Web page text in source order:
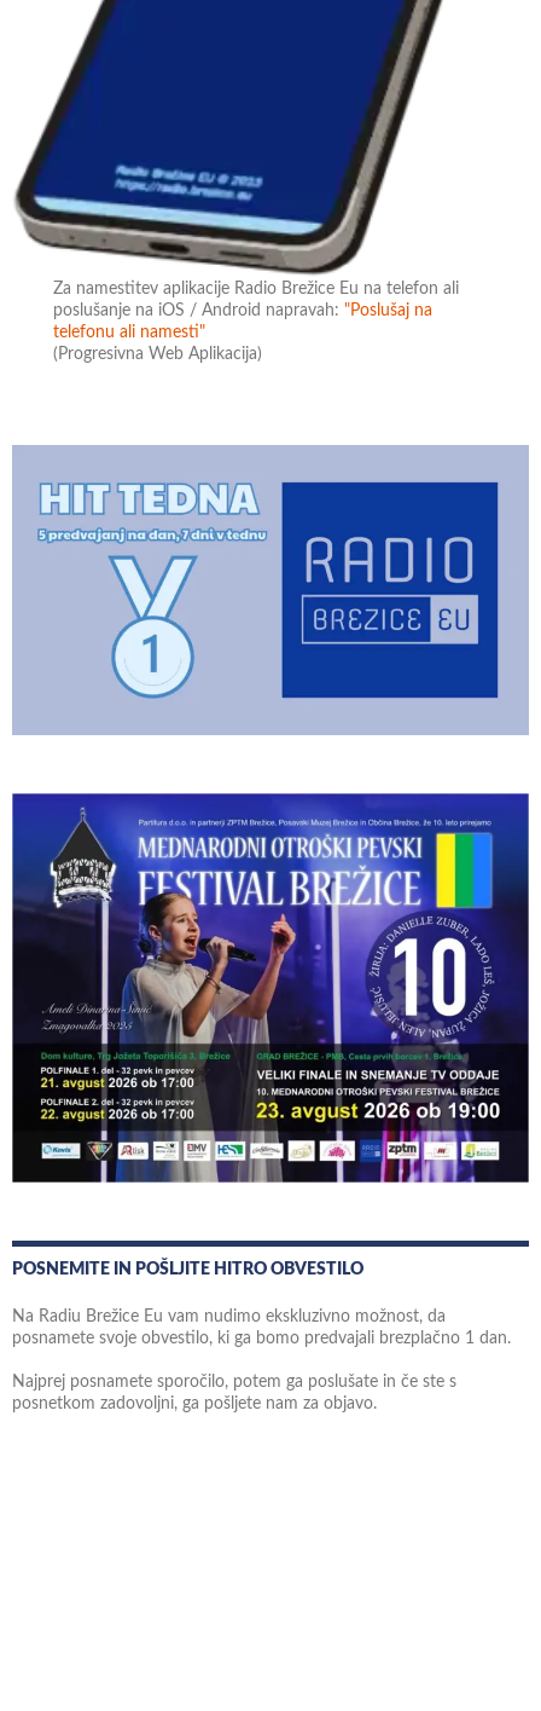
Za namestitev aplikacije Radio Brežice Eu na telefon ali
poslušanje na iOS / Android napravah:"Poslušaj na
telefonu ali namesti"
(Progresivna Web Aplikacija)
POSNEMITE IN POŠLJITE HITRO OBVESTILO
Na Radiu Brežice Eu vam nudimo ekskluzivno možnost, da
posnamete svoje obvestilo, ki ga bomo predvajali brezplačno 1 dan.
Najprej posnamete sporočilo, potem ga poslušate in če ste s
posnetkom zadovoljni, ga pošljete nam za objavo.